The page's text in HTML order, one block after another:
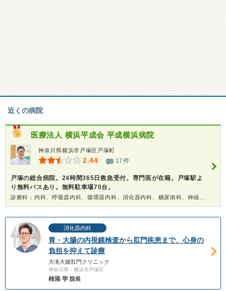
近くの病院
医療法人 横浜平成会 平成横浜病院
神奈川県横浜市戸塚区戸塚町
2.44 17件
戸塚の総合病院。24時間365日救急受付。専門医が在籍。戸塚駅よ
り無料バスあり。無料駐車場70台。
消化器内科
胃・大腸の内視鏡検査から肛門疾患まで、心身の
負担を抑えて診療
大滝大腸肛門クリニック
神奈川県・横浜市戸塚区
柿添 学 院長